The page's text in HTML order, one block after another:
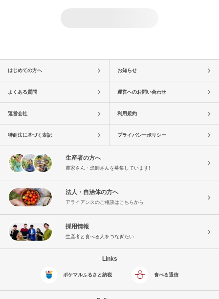
はじめての方へ お知らせ
よくある質問 運営へのお問い合わせ
運営会社 利用規約
特商法に基づく表記 プライバシーポリシー
生産者の方へ
農家さん・漁師さんを募集しています!
法人・自治体の方へ
アライアンスのご相談はこちらから
採用情報
生産者と食べる人をつなぎたい
Links
ポケマルふるさと納税 食べる通信